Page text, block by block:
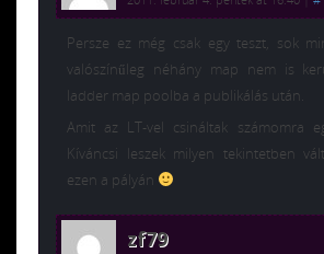
Persze ez még csak egy teszt, sok
valószínűleg néhány map nem is
ladder map poolba a publikálás után.
Amit az LT-vel csináltak számomra
Kíváncsi leszek milyen tekintetben
ezen a pályán
zf79